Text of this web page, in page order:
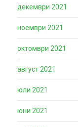
декември 2021
ноември 2021
октомври 2021
август 2021
юли 2021
юни 2021